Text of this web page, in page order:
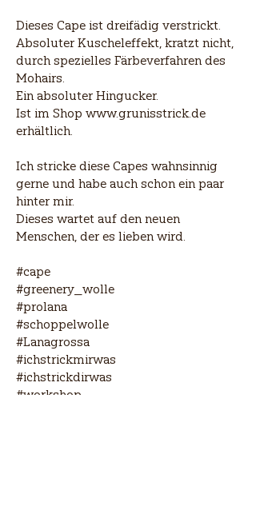
Dieses Cape ist dreifädig verstrickt.
Absoluter Kuscheleffekt, kratzt nicht,
durch spezielles Färbeverfahren des
Mohairs.
Ein absoluter Hingucker.
Ist im Shop www.grunisstrick.de
erhältlich.
Ich stricke diese Capes wahnsinnig
gerne und habe auch schon ein paar
hinter mir.
Dieses wartet auf den neuen
Menschen, der es lieben wird.
#cape
#greenery_wolle
#prolana
#schoppelwolle
#Lanagrossa
#ichstrickmirwas
#ichstrickdirwas
#workshop